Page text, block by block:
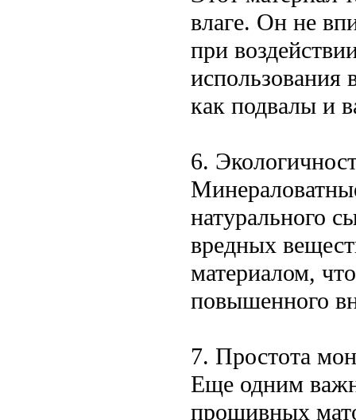
влаге. Он не
при
использования
как подвалы и
6.
натурального
вредных
материалом,
повышенного
7. Простота
Еще одним
прошивных